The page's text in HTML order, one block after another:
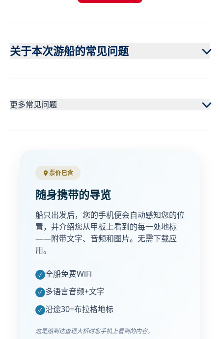
关于本次游船的常见问题
更多常见问题
票价已含
随身携带的导览
船只出发后，您的手机便会自动感知您的位
置，并介绍您从甲板上看到的每一处地标
——附带文字、音频和图片。无需下载应
用。
✓ 全船免费WiFi
✓ 多语言音频+文字
✓ 沿途30+布拉格地标
这是船到达查理大桥时您手机上看到的内容。